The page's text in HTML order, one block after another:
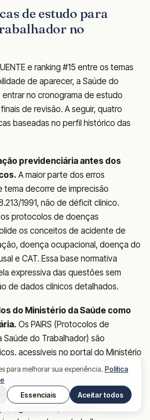
de estudo para
no
e ranking #15 entre os temas
de aparecer, a Saúde do
no cronograma de estudo
de revisão. A seguir, quatro
baseadas no perfil histórico das
previdenciária antes dos
A maior parte dos erros
tema decorre de imprecisão
1991, não de déficit clínico.
protocolos de doenças
os conceitos de acidente de
doença ocupacional, doença do
e CAT. Essa base normativa
expressiva das questões sem
de dados clínicos detalhados.
do Ministério da Saúde como
Os PAIRS (Protocolos de
Saúde do Trabalhador) são
acessíveis no portal do Ministério
alinhados ao perfil das questões
São materiais densos, mas é
de forma seletiva: priorize silicose,
agrotóxicos, LER/DORT e
para melhorar sua experiência. Política
Essenciais Aceitar todos